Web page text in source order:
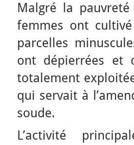
Malgré la
femmes ont
parcelles
ont dépierrées et
totalement
qui servait à
soude.
L’activité